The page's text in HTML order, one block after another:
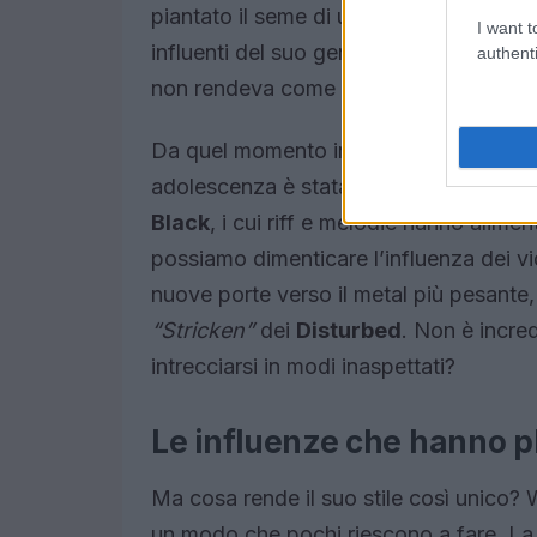
I want
piantato il seme di una carriera che lo
influenti del suo genere. \”Ho provato
non rendeva come doveva!\” ci
Da quel momento in poi, Wiseman
adolescenza è stata segnata da band
Black, i cui riff e melodie hanno
possiamo dimenticare l’influenza dei
nuove porte verso il metal più
“Stricken”dei Disturbed. Non è
intrecciarsi in modi inaspettati?
Le influenze che hanno
Ma cosa rende il suo stile così unico?